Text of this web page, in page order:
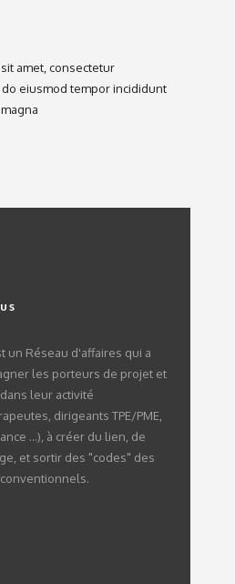
amet, consectetur
eiusmod tempor incididunt
un Réseau d'affaires qui a
les porteurs de projet et
leur activité
dirigeants TPE/PME,
...), à créer du lien, de
et sortir des "codes" des